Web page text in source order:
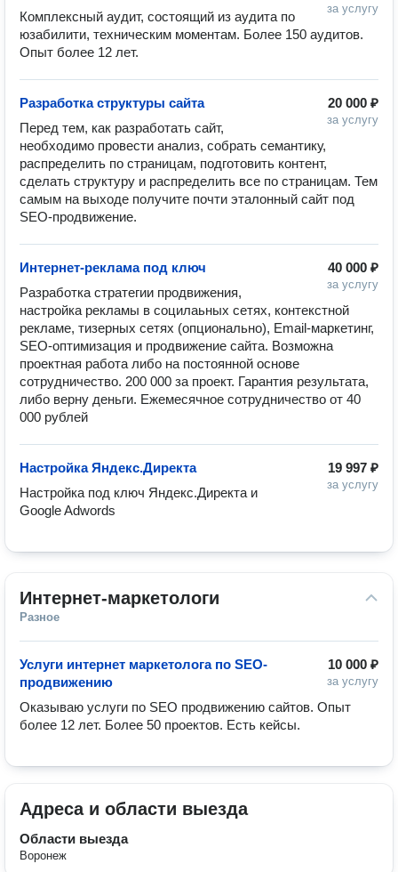
за услугу
Комплексный аудит, состоящий из аудита по
юзабилити, техническим моментам. Более 150 аудитов.
Опыт более 12 лет.
20 000 ₽
за услугу
Разработка структуры сайта
Перед тем, как разработать сайт,
необходимо провести анализ, собрать семантику,
распределить по страницам, подготовить контент,
сделать структуру и распределить все по страницам. Тем
самым на выходе получите почти эталонный сайт под
SEO-продвижение.
40 000 ₽
за услугу
Интернет-реклама под ключ
Разработка стратегии продвижения,
настройка рекламы в социлаьных сетях, контекстной
рекламе, тизерных сетях (опционально), Email-маркетинг,
SEO-оптимизация и продвижение сайта. Возможна
проектная работа либо на постоянной основе
сотрудничество. 200 000 за проект. Гарантия результата,
либо верну деньги. Ежемесячное сотрудничество от 40
000 рублей
19 997 ₽
за услугу
Настройка Яндекс.Директа
Настройка под ключ Яндекс.Директа и
Google Adwords
Интернет-маркетологи
Разное
10 000 ₽
за услугу
Услуги интернет маркетолога по SEO-
продвижению
Оказываю услуги по SEO продвижению сайтов. Опыт
более 12 лет. Более 50 проектов. Есть кейсы.
Адреса и области выезда
Области выезда
Воронеж